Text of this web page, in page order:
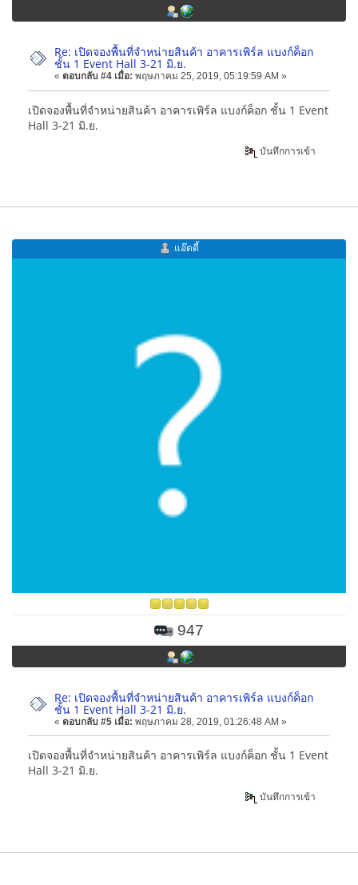
Re: เปิดจองพื้นที่จำหน่ายสินค้า อาคารเพิร์ล แบงก์ค็อก
ชั้น 1 Event Hall 3-21 มิ.ย.
« ตอบกลับ #4 เมื่อ: พฤษภาคม 25, 2019, 05:19:59 AM »
เปิดจองพื้นที่จำหน่ายสินค้า อาคารเพิร์ล แบงก์ค็อก ชั้น 1 Event
Hall 3-21 มิ.ย.
บันทึกการเข้า
แอ๊ดดี้
947
Re: เปิดจองพื้นที่จำหน่ายสินค้า อาคารเพิร์ล แบงก์ค็อก
ชั้น 1 Event Hall 3-21 มิ.ย.
« ตอบกลับ #5 เมื่อ: พฤษภาคม 28, 2019, 01:26:48 AM »
เปิดจองพื้นที่จำหน่ายสินค้า อาคารเพิร์ล แบงก์ค็อก ชั้น 1 Event
Hall 3-21 มิ.ย.
บันทึกการเข้า